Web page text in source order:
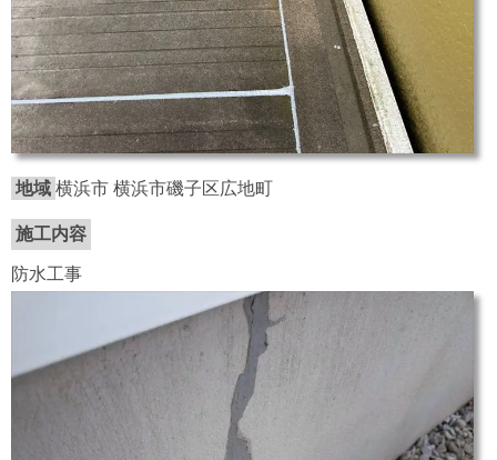
地域 横浜市 横浜市磯子区広地町
施工内容
防水工事